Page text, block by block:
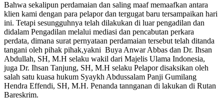
Bahwa sekalipun perdamaian dan saling maaf memaafkan antara
klien kami dengan para pelapor dan tergugat baru tersampaikan hari
ini. Tetapi sesungguhnya telah dilakukan di luar pengadilan dan
didalam Pengadilan melalui mediasi dan pencabutan perkara
perdata, dimana surat pernyataan perdamaian tersebut telah ditanda
tangani oleh pihak pihak,yakni Buya Anwar Abbas dan Dr. Ihsan
Abdullah, SH, M.H selaku wakil dari Majelis Ulama Indonesia,
juga Dr. Ihsan Tanjung, SH, M.H selaku Pelapor disaksikan oleh
salah satu kuasa hukum Syaykh Abdussalam Panji Gumilang
Hendra Effendi, SH, M.H. Penanda tannganan di lakukan di Rutan
Bareskrim.